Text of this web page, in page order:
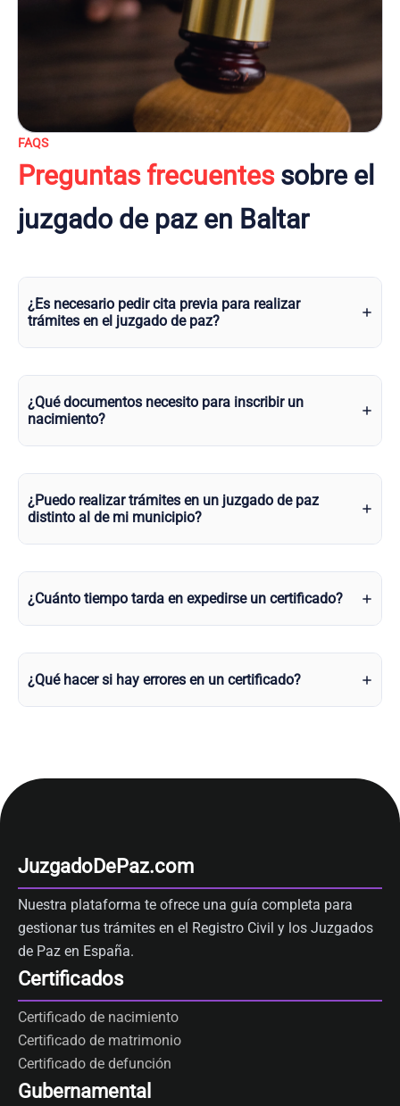
FAQS
Preguntas frecuentessobre el
juzgado de paz en Baltar
¿Es necesario pedir cita previa para realizar
trámites en el juzgado de paz?
¿Qué documentos necesito para inscribir un
nacimiento?
¿Puedo realizar trámites en un juzgado de paz
distinto al de mi municipio?
¿Cuánto tiempo tarda en expedirse un certificado?
¿Qué hacer si hay errores en un certificado?
JuzgadoDePaz.com
Nuestra plataforma te ofrece una guía completa para
gestionar tus trámites en el Registro Civil y los Juzgados
de Paz en España.
Certificados
Certificado de nacimiento
Certificado de matrimonio
Certificado de defunción
Gubernamental